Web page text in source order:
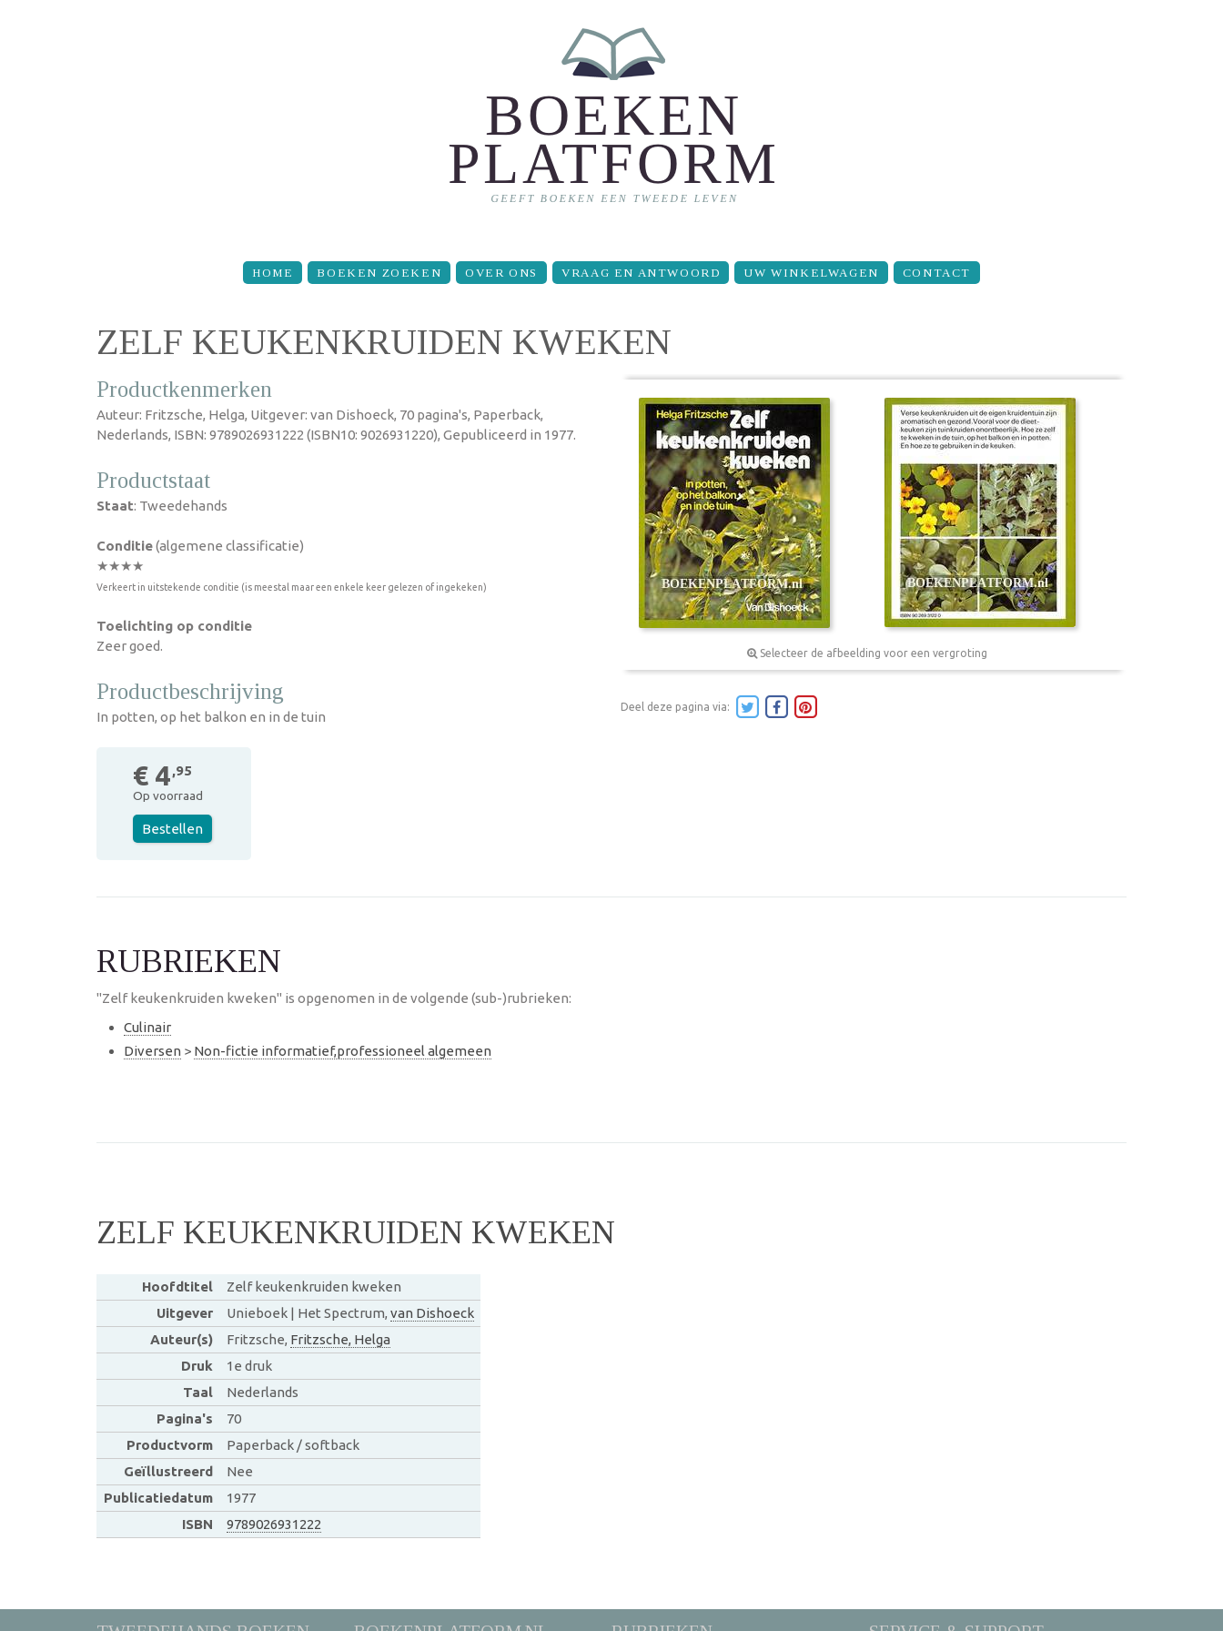
HOME BOEKEN ZOEKEN OVER ONS VRAAG EN ANTWOORD UW WINKELWAGEN CONTACT
ZELF KEUKENKRUIDEN KWEKEN
Productkenmerken
Auteur: Fritzsche, Helga, Uitgever: van Dishoeck, 70 pagina's, Paperback,
Nederlands, ISBN: 9789026931222 (ISBN10: 9026931220), Gepubliceerd in 1977.
Productstaat
Staat: Tweedehands
Conditie(algemene classificatie)
★★★★
Verkeert in uitstekende conditie (is meestal maar een enkele keer gelezen of ingekeken)
Toelichting op conditie
Zeer goed.
Productbeschrijving
In potten, op het balkon en in de tuin
€ 4,95
Op voorraad
Bestellen
Selecteer de afbeelding voor een vergroting
Deel deze pagina via:
RUBRIEKEN
"Zelf keukenkruiden kweken" is opgenomen in de volgende (sub-)rubrieken:
Culinair
Diversen > Non-fictie informatief,professioneel algemeen
ZELF KEUKENKRUIDEN KWEKEN
Hoofdtitel
Zelf keukenkruiden kweken
Uitgever
Unieboek | Het Spectrum, van Dishoeck
Auteur(s)
Fritzsche, Fritzsche, Helga
Druk
1e druk
Taal
Nederlands
Pagina's
70
Productvorm
Paperback / softback
Geïllustreerd
Nee
Publicatiedatum
1977
ISBN
9789026931222